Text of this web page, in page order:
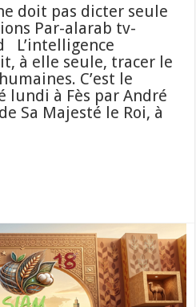
doit pas dicter seule
Par-alarab tv-
L’intelligence
à elle seule, tracer le
C’est le
lundi à Fès par André
Sa Majesté le Roi, à